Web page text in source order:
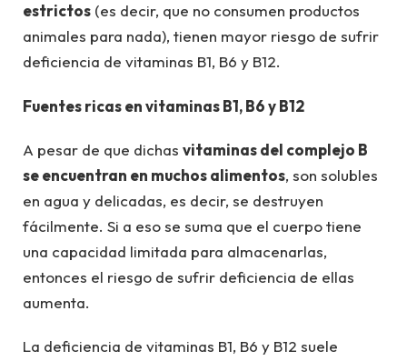
estrictos (es decir, que no consumen productos
animales para nada), tienen mayor riesgo de sufrir
deficiencia de vitaminas B1, B6 y B12.
Fuentes ricas en vitaminas B1, B6 y B12
A pesar de que dichas vitaminas del complejo B
se encuentran en muchos alimentos, son solubles
en agua y delicadas, es decir, se destruyen
fácilmente. Si a eso se suma que el cuerpo tiene
una capacidad limitada para almacenarlas,
entonces el riesgo de sufrir deficiencia de ellas
aumenta.
La deficiencia de vitaminas B1, B6 y B12 suele